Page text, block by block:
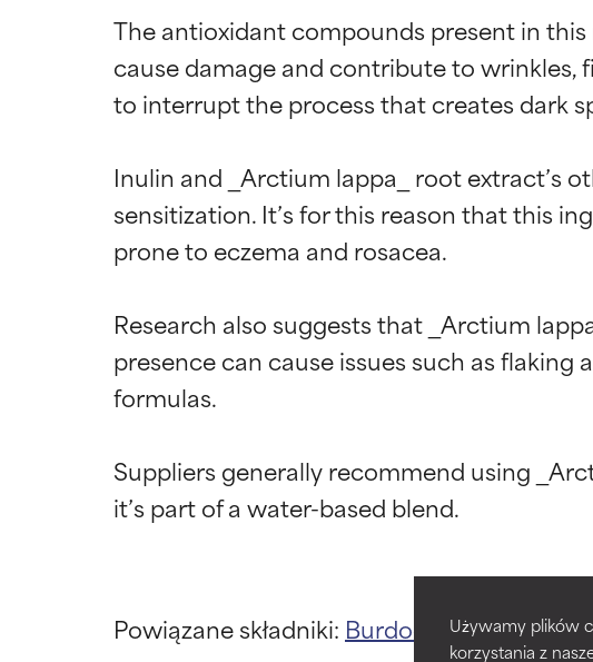
Używamy plików
korzystania z
The antioxidant compounds present in
cause damage and contribute to wrinkles,
to interrupt the process that creates dark
Inulin and _Arctium lappa_ root extract’s
sensitization. It’s for this reason that this
prone to eczema and rosacea.
Research also suggests that _Arctium
presence can cause issues such as
formulas.
Suppliers generally recommend using
Powiązane składniki: Burdock Root
BEST
Udowodnione i
Niezbędne do poprawy
BEST
Udowodnione i
Niezbędne do poprawy